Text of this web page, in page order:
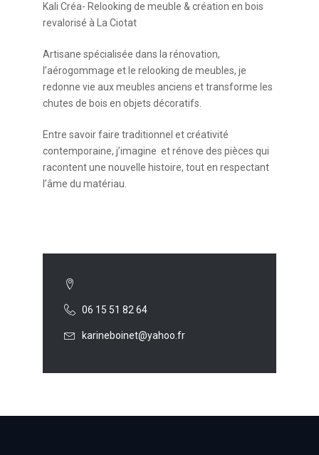
Kali Créa- Relooking de meuble & création en bois
revalorisé à La Ciotat
Artisane spécialisée dans la rénovation,
l’aérogommage et le relooking de meubles, je
redonne vie aux meubles anciens et transforme les
chutes de bois en objets décoratifs.
Entre savoir faire traditionnel et créativité
contemporaine, j’imagine et rénove des pièces qui
racontent une nouvelle histoire, tout en respectant
l’âme du matériau.
06 15 51 82 64
karineboinet@yahoo.fr